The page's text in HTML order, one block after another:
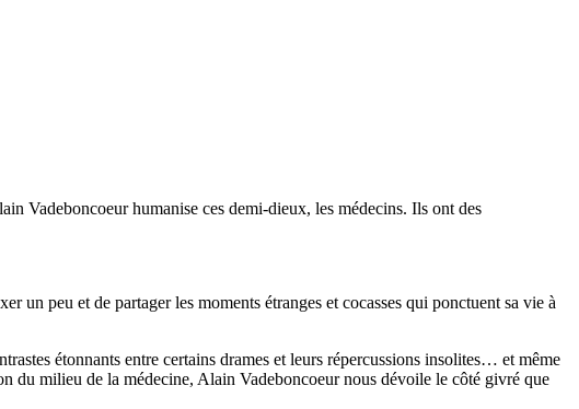
Vadeboncoeur humanise ces demi-dieux, les médecins. Ils ont des
un peu et de partager les moments étranges et cocasses qui ponctuent sa vie à
étonnants entre certains drames et leurs répercussions insolites… et même
du milieu de la médecine, Alain Vadeboncoeur nous dévoile le côté givré que